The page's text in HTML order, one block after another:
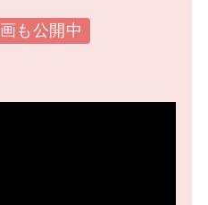
も公開中